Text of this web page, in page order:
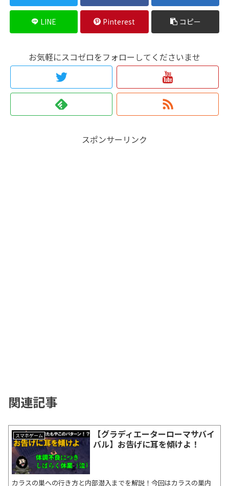
LINE Pinterest コピー
お気軽にスコゼロをフォローしてくださいませ
スポンサーリンク
関連記事
スマホゲーム
【グラディエーターローマサバイ
バル】お告げに耳を傾けよ！
カラスの巣への行き方と内部潜入までを解説！今回はカラスの巣内